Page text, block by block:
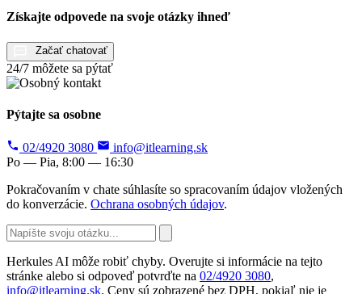
Získajte odpovede na svoje otázky ihneď
Začať chatovať
24/7 môžete sa pýtať
Pýtajte sa osobne
02/4920 3080
info@itlearning.sk
Po — Pia, 8:00 — 16:30
Pokračovaním v chate súhlasíte so spracovaním údajov vložených
do konverzácie. Ochrana osobných údajov.
Herkules AI môže robiť chyby. Overujte si informácie na tejto
stránke alebo si odpoveď potvrďte na 02/4920 3080,
info@itlearning.sk. Ceny sú zobrazené bez DPH, pokiaľ nie je